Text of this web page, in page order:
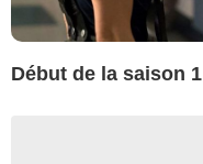
Début de la saison 1